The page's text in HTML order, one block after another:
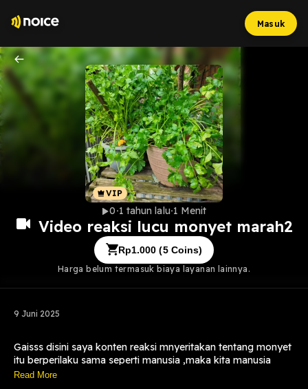
Masuk
0 1 tahun lalu 1 Menit
Video reaksi lucu monyet marah2
Rp1.000 (5Coins)
Harga belum termasuk biaya layanan lainnya.
9 Juni 2025
Gaisss disini saya konten reaksi mnyeritakan tentang monyet
itu berperilaku sama seperti manusia ,maka kita manusia
harus sadar sebesar 2nya bahwa kita sama sperti hewan ,jdi
Read More